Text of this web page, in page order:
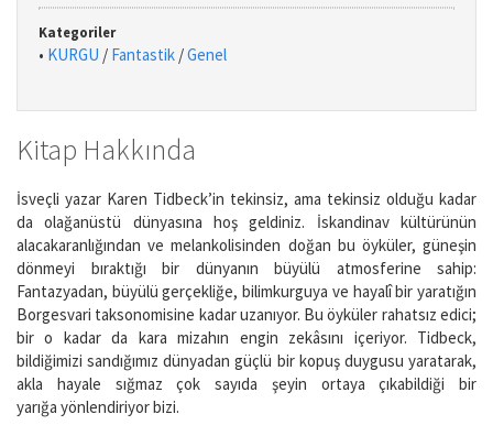
Kategoriler
• KURGU / Fantastik /Genel
Kitap Hakkında
İsveçli yazar Karen Tidbeck’in tekinsiz, ama tekinsiz olduğu kadar
da olağanüstü dünyasına hoş geldiniz. İskandinav kültürünün
alacakaranlığından ve melankolisinden doğan bu öyküler, güneşin
dönmeyi bıraktığı bir dünyanın büyülü atmosferine sahip:
Fantazyadan, büyülü gerçekliğe, bilimkurguya ve hayalî bir yaratığın
Borgesvari taksonomisine kadar uzanıyor. Bu öyküler rahatsız edici;
bir o kadar da kara mizahın engin zekâsını içeriyor. Tidbeck,
bildiğimizi sandığımız dünyadan güçlü bir kopuş duygusu yaratarak,
akla hayale sığmaz çok sayıda şeyin ortaya çıkabildiği bir
yarığa yönlendiriyor bizi.